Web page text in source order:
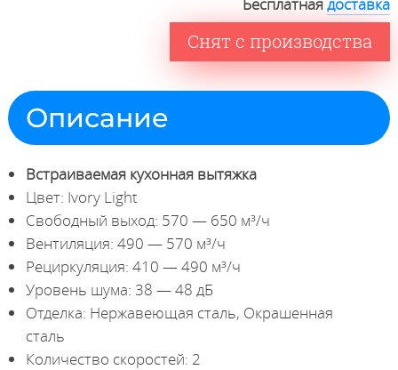
Бесплатнаядоставка
Снят с производства
Описание
Встраиваемая кухонная вытяжка
Цвет: Ivory Light
Свободный выход: 570 — 650 м³/ч
Вентиляция: 490 — 570 м³/ч
Рециркуляция: 410 — 490 м³/ч
Уровень шума: 38 — 48 дБ
Отделка: Нержавеющая сталь, Окрашенная
сталь
Количество скоростей: 2